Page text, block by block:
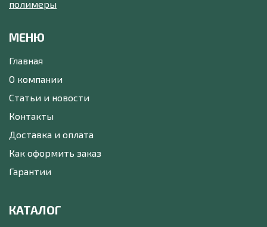
МЕНЮ
Главная
О компании
Статьи и новости
Контакты
Доставка и оплата
Как оформить заказ
Гарантии
КАТАЛОГ